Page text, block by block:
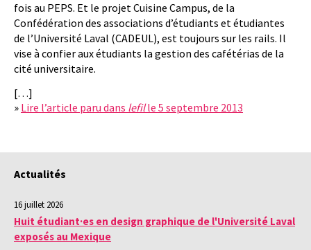
fois au PEPS. Et le projet Cuisine Campus, de la
Confédération des associations d’étudiants et étudiantes
de l’Université Laval (CADEUL), est toujours sur les rails. Il
vise à confier aux étudiants la gestion des cafétérias de la
cité universitaire.
[…]
» Lire l’article paru dans lefille 5 septembre 2013
Actualités
16 juillet 2026
Huit étudiant·es en design graphique de l'Université Laval
exposés au Mexique